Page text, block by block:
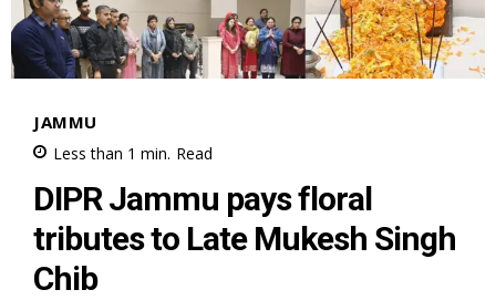
JAMMU
Less than 1 min. Read
DIPR Jammu pays floral
tributes to Late Mukesh Singh
Chib